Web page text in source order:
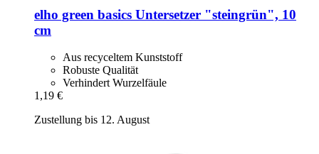
elho green basics Untersetzer "steingrün", 10
cm
Aus recyceltem Kunststoff
Robuste Qualität
Verhindert Wurzelfäule
1,19 €
Zustellung bis 12. August